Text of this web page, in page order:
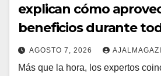
explican cómo
beneficios durante
AGOSTO 7, 2026
Más que la hora, los expertos